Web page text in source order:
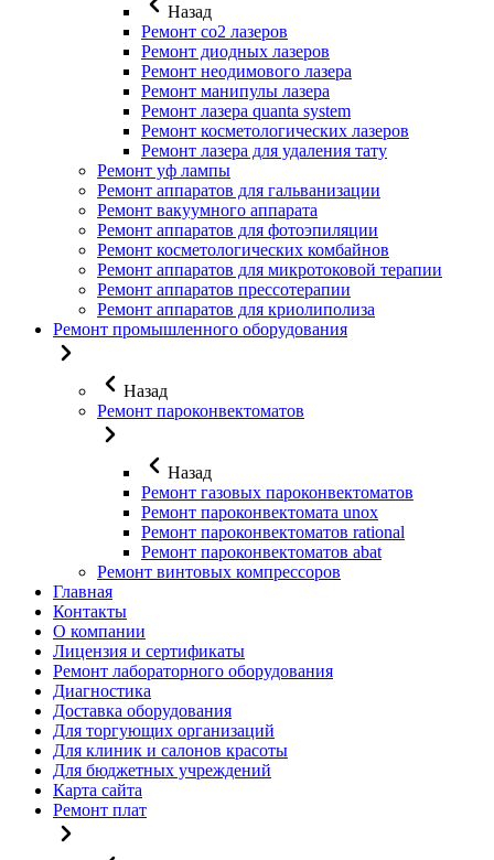
Назад
Ремонт co2 лазеров
Ремонт диодных лазеров
Ремонт неодимового лазера
Ремонт манипулы лазера
Ремонт лазера quanta system
Ремонт косметологических лазеров
Ремонт лазера для удаления тату
Ремонт уф лампы
Ремонт аппаратов для гальванизации
Ремонт вакуумного аппарата
Ремонт аппаратов для фотоэпиляции
Ремонт косметологических комбайнов
Ремонт аппаратов для микротоковой терапии
Ремонт аппаратов прессотерапии
Ремонт аппаратов для криолиполиза
Ремонт промышленного оборудования
Назад
Ремонт пароконвектоматов
Назад
Ремонт газовых пароконвектоматов
Ремонт пароконвектомата unox
Ремонт пароконвектоматов rational
Ремонт пароконвектоматов abat
Ремонт винтовых компрессоров
Главная
Контакты
О компании
Лицензия и сертификаты
Ремонт лабораторного оборудования
Диагностика
Доставка оборудования
Для торгующих организаций
Для клиник и салонов красоты
Для бюджетных учреждений
Карта сайта
Ремонт плат